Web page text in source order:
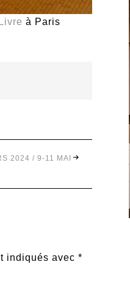
à Paris
2024 / 9-11 MAI
indiqués avec *